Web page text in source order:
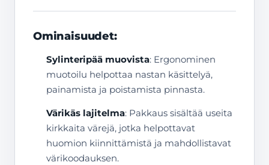
Ominaisuudet:
Sylinteripää muovista: Ergonominen
muotoilu helpottaa nastan käsittelyä,
painamista ja poistamista pinnasta.
Värikäs lajitelma: Pakkaus sisältää useita
kirkkaita värejä, jotka helpottavat
huomion kiinnittämistä ja mahdollistavat
värikoodauksen.